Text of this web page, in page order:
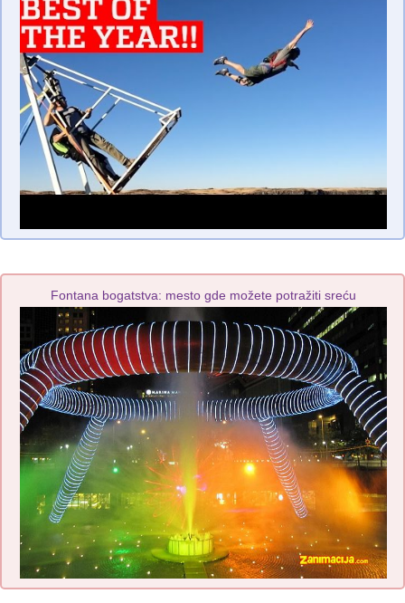
Fontana bogatstva: mesto gde možete potražiti sreću